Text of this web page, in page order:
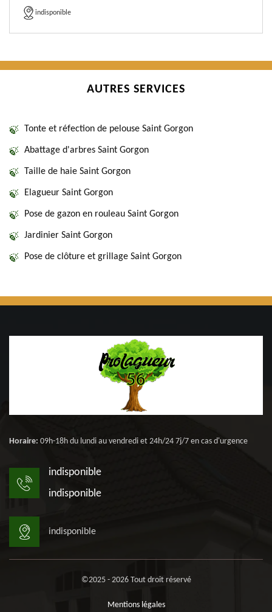
indisponible
AUTRES SERVICES
Tonte et réfection de pelouse Saint Gorgon
Abattage d'arbres Saint Gorgon
Taille de haie Saint Gorgon
Elagueur Saint Gorgon
Pose de gazon en rouleau Saint Gorgon
Jardinier Saint Gorgon
Pose de clôture et grillage Saint Gorgon
Horaire: 09h-18h du lundi au vendredi et 24h/24 7j/7 en cas d'urgence
indisponible
indisponible
indisponible
©2025 - 2026 Tout droit réservé
Mentions légales